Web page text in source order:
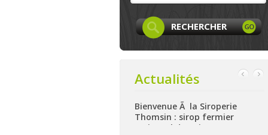
Actualités
Bienvenue à La Ferme de Harzé
: produits locaux, artisanaux
et bio à Aywaille